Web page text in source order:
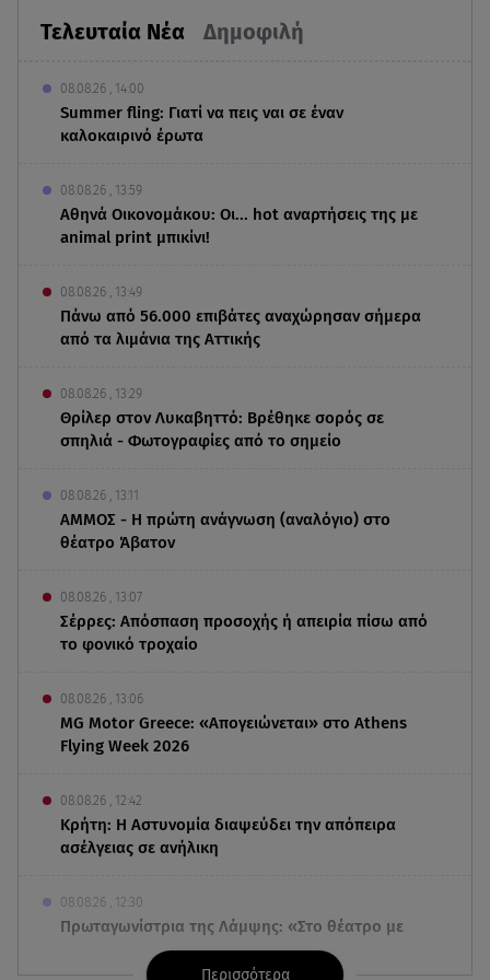
Τελευταία Νέα Δημοφιλή
08.08.26 , 14:00
Summer fling: Γιατί να πεις ναι σε έναν
καλοκαιρινό έρωτα
08.08.26 , 13:59
Αθηνά Οικονομάκου: Οι... hot αναρτήσεις της με
animal print μπικίνι!
08.08.26 , 13:49
Πάνω από 56.000 επιβάτες αναχώρησαν σήμερα
από τα λιμάνια της Αττικής
08.08.26 , 13:29
Θρίλερ στον Λυκαβηττό: Βρέθηκε σορός σε
σπηλιά - Φωτογραφίες από το σημείο
08.08.26 , 13:11
ΑΜΜΟΣ - Η πρώτη ανάγνωση (αναλόγιο) στο
θέατρο Άβατον
08.08.26 , 13:07
Σέρρες: Απόσπαση προσοχής ή απειρία πίσω από
το φονικό τροχαίο
08.08.26 , 13:06
MG Motor Greece: «Απογειώνεται» στο Athens
Flying Week 2026
08.08.26 , 12:42
Κρήτη: Η Αστυνομία διαψεύδει την απόπειρα
ασέλγειας σε ανήλικη
08.08.26 , 12:30
Πρωταγωνίστρια της Λάμψης: «Στο θέατρο με
σνόμπαραν πάρα πολύ»
Περισσότερα